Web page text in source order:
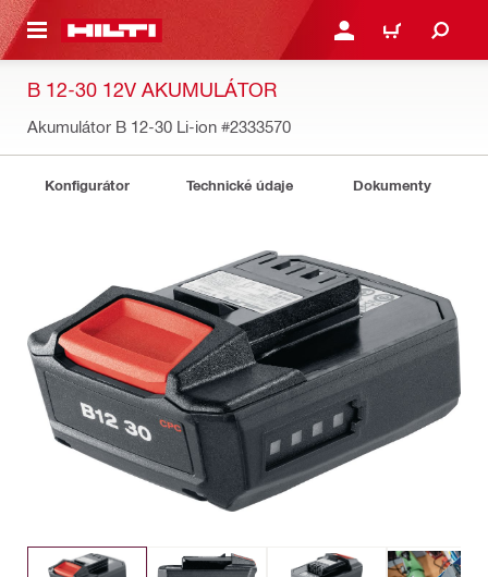
HLAVNÍ OBSAH PŘIHLÁSIT NEBO
KOŠÍK
B 12-30 12V AKUMULÁTOR
Akumulátor B 12-30 Li-ion #2333570
Konfigurátor Technické údaje Dokumenty